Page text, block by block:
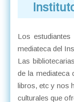
Los
mediateca del
Las
de la mediateca
libros, etc y nos
culturales que